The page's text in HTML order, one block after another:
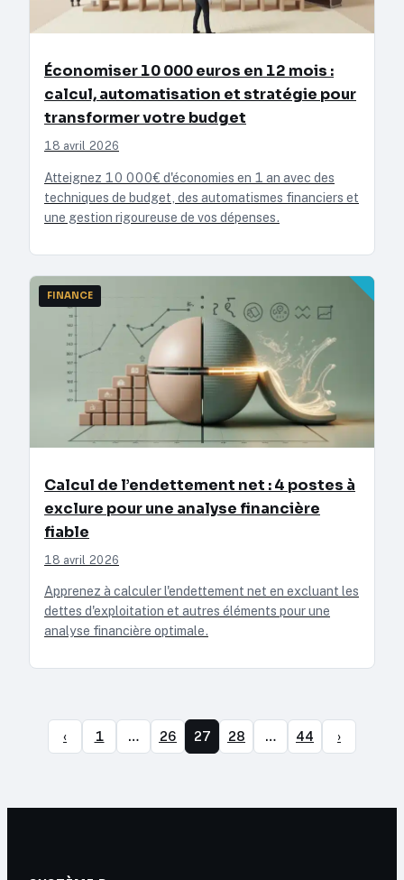
Économiser 10 000 euros en 12 mois :
calcul, automatisation et stratégie pour
transformer votre budget
18 avril 2026
Atteignez 10 000€ d'économies en 1 an avec des
techniques de budget, des automatismes financiers et
une gestion rigoureuse de vos dépenses.
FINANCE
Calcul de l’endettement net : 4 postes à
exclure pour une analyse financière
fiable
18 avril 2026
Apprenez à calculer l'endettement net en excluant les
dettes d'exploitation et autres éléments pour une
analyse financière optimale.
‹ 1 … 26 27 28 … 44 ›